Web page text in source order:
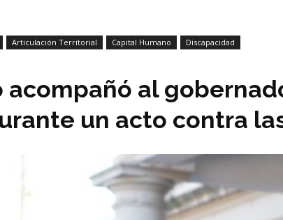
Articulación Territorial Capital Humano
Discapacidad
acompañó al
un acto contra